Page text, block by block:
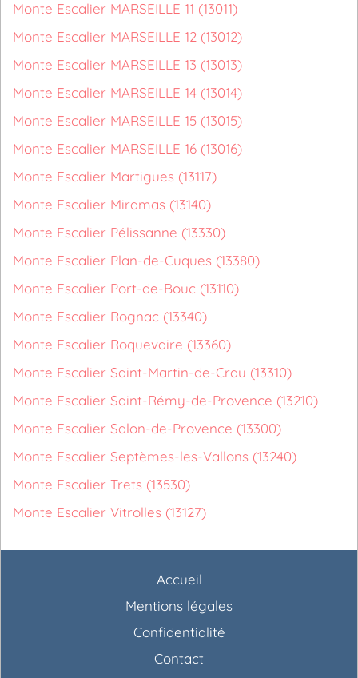
Monte Escalier MARSEILLE 11 (13011)
Monte Escalier MARSEILLE 12 (13012)
Monte Escalier MARSEILLE 13 (13013)
Monte Escalier MARSEILLE 14 (13014)
Monte Escalier MARSEILLE 15 (13015)
Monte Escalier MARSEILLE 16 (13016)
Monte Escalier Martigues (13117)
Monte Escalier Miramas (13140)
Monte Escalier Pélissanne (13330)
Monte Escalier Plan-de-Cuques (13380)
Monte Escalier Port-de-Bouc (13110)
Monte Escalier Rognac (13340)
Monte Escalier Roquevaire (13360)
Monte Escalier Saint-Martin-de-Crau (13310)
Monte Escalier Saint-Rémy-de-Provence (13210)
Monte Escalier Salon-de-Provence (13300)
Monte Escalier Septèmes-les-Vallons (13240)
Monte Escalier Trets (13530)
Monte Escalier Vitrolles (13127)
Accueil
Mentions légales
Confidentialité
Contact